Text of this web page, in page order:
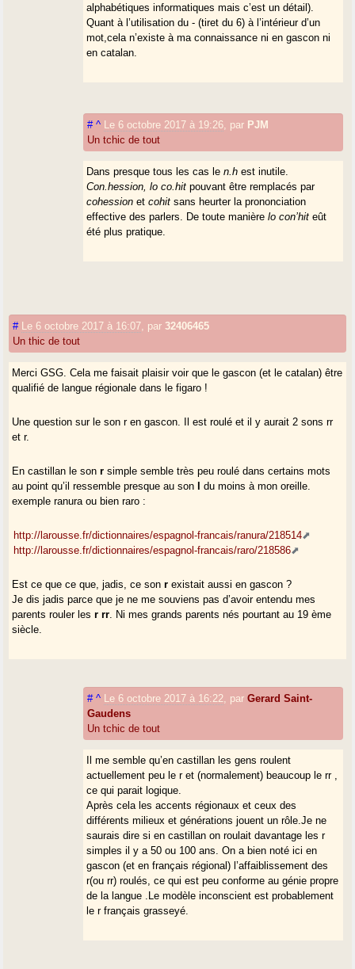
alphabétiques informatiques mais c’est un détail).
Quant à l’utilisation du - (tiret du 6) à l’intérieur d’un
mot,cela n’existe à ma connaissance ni en gascon ni
en catalan.
# ^ Le 6 octobre 2017 à 19:26 par PJM
Un tchic de tout
Dans presque tous les cas len.h est inutile.
Con.hession, lo co.hit pouvant être remplacés par
cohession etcohit sans heurter la prononciation
effective des parlers. De toute manièrelo con’hit eût
été plus pratique.
# Le 6 octobre 2017 à 16:07 par32406465
Un thic de tout
Merci GSG. Cela me faisait plaisir voir que le gascon (et le catalan) être
qualifié de langue régionale dans le figaro !
Une question sur le son r en gascon. Il est roulé et il y aurait 2 sons rr
et r.
En castillan le sonr simple semble très peu roulé dans certains mots
au point qu’il ressemble presque au son
du moins à mon oreille.
exemple ranura ou bien raro :
http://larousse.fr/dictionnaires/espagnol-francais/ranura/218514
http://larousse.fr/dictionnaires/espagnol-francais/raro/218586
Est ce que ce que, jadis, ce sonr existait aussi en gascon ?
Je dis jadis parce que je ne me souviens pas d’avoir entendu mes
parents rouler lesr rr . Ni mes grands parents nés pourtant au 19 ème
siècle.
# ^ Le 6 octobre 2017 à 16:22 parGerard Saint-
Gaudens
Un tchic de tout
Il me semble qu’en castillan les gens roulent
actuellement peu le r et (normalement) beaucoup le rr ,
ce qui parait logique.
Après cela les accents régionaux et ceux des
différents milieux et générations jouent un rôle.Je ne
saurais dire si en castillan on roulait davantage les r
simples il y a 50 ou 100 ans. On a bien noté ici en
gascon (et en français régional) l’affaiblissement des
r(ou rr) roulés, ce qui est peu conforme au génie propre
de la langue .Le modèle inconscient est probablement
le r français grasseyé.